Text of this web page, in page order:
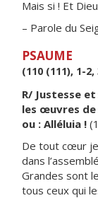
Mais si ! Et
– Parole du
PSAUME
(110 (111), 1-2,
R/ Justesse
les œuvres de
ou : Alléluia !
De tout cœur
dans
Grandes sont
tous ceux qui